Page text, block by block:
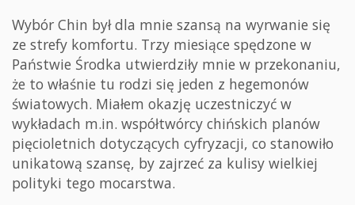
Wybór Chin był dla mnie szansą na wyrwanie się
ze strefy komfortu. Trzy miesiące spędzone w
Państwie Środka utwierdziły mnie w przekonaniu,
że to właśnie tu rodzi się jeden z hegemonów
światowych. Miałem okazję uczestniczyć w
wykładach m.in. współtwórcy chińskich planów
pięcioletnich dotyczących cyfryzacji, co stanowiło
unikatową szansę, by zajrzeć za kulisy wielkiej
polityki tego mocarstwa.